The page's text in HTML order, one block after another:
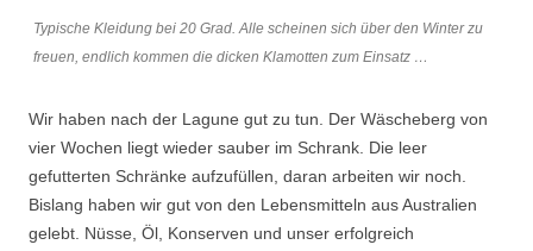
Typische Kleidung bei 20 Grad. Alle scheinen sich über den Winter zu
freuen, endlich kommen die dicken Klamotten zum Einsatz …
Wir haben nach der Lagune gut zu tun. Der Wäscheberg von
vier Wochen liegt wieder sauber im Schrank. Die leer
gefutterten Schränke aufzufüllen, daran arbeiten wir noch.
Bislang haben wir gut von den Lebensmitteln aus Australien
gelebt. Nüsse, Öl, Konserven und unser erfolgreich